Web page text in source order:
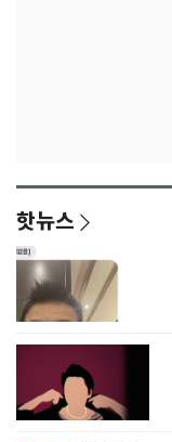
핫뉴스